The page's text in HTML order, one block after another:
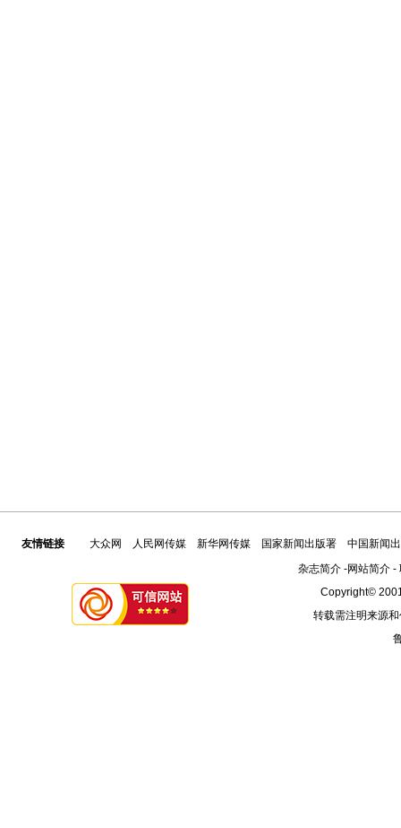
友情链接 大众网 人民网传媒 新华网传媒 国家新闻出版署
中国新闻
杂志简介-网站简介-
Copyright©
转载需注明来源